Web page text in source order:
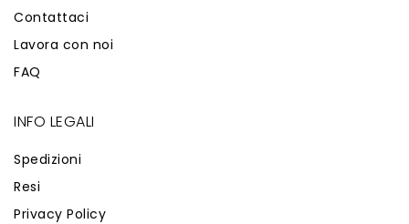
Contattaci
Lavora con noi
FAQ
INFO LEGALI
Spedizioni
Resi
Privacy Policy